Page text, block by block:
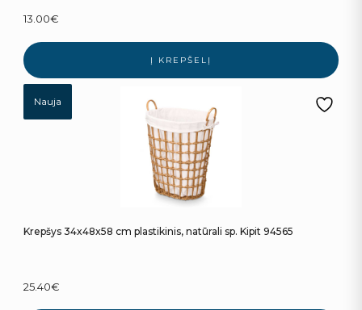
13.00€
Į KREPŠELĮ
Nauja
Krepšys 34x48x58 cm plastikinis, natūrali sp. Kipit 94565
25.40€